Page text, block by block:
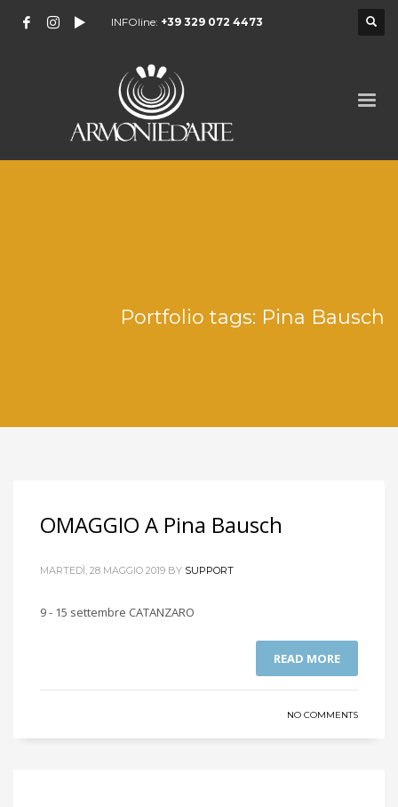
INFOline: +39 329 072 4473
Portfolio tags: Pina Bausch
OMAGGIO A Pina Bausch
MARTEDÌ, 28 MAGGIO 2019 BY SUPPORT
9 - 15 settembre CATANZARO
READ MORE
NO COMMENTS